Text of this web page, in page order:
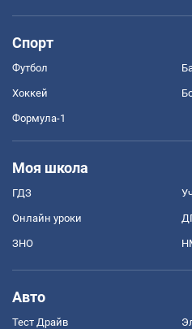
Спорт
Футбол
Хоккей
Формула-1
Моя школа
ГДЗ
Онлайн уроки
ЗНО
Авто
Тест Драйв